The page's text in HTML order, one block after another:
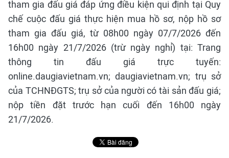
tham gia đấu giá đáp ứng điều kiện qui định tại Quy
chế cuộc đấu giá thực hiện mua hồ sơ, nộp hồ sơ
tham gia đấu giá, từ 08h00 ngày 07/7/2026 đến
16h00 ngày 21/7/2026 (trừ ngày nghỉ) tại: Trang
thông tin đấu giá trực tuyến:
online.daugiavietnam.vn; daugiavietnam.vn; trụ sở
của TCHNĐGTS; trụ sở của người có tài sản đấu giá;
nộp tiền đặt trước hạn cuối đến 16h00 ngày
21/7/2026.